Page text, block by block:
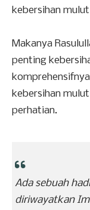
kebersihan
Makanya
penting
kebersihan
perhatian.
Ada sebuah
diriwayatkan